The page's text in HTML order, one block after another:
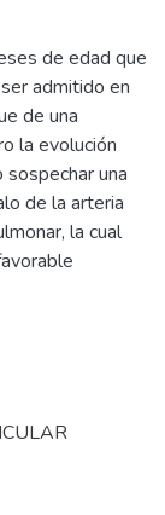
de edad que
admitido en
de una
la evolución
una
de la arteria
la cual